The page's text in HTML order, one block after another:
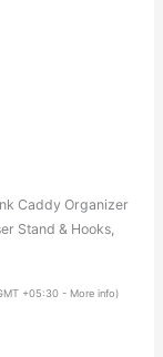
Caddy Organizer
Stand & Hooks,
+05:30 - More info)